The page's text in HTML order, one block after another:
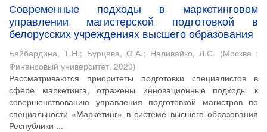
Современные подходы в маркетинговом
управлении магистерской подготовкой в
белорусских учреждениях высшего образования
Байбардина, Т.Н.; Бурцева, О.А.; Наливайко, Л.С. (Москва :
Финансовый университет, 2020)
Рассматриваются приоритеты подготовки специалистов в
сфере маркетинга, отражены инновационные подходы к
совершенствованию управления подготовкой магистров по
специальности «Маркетинг» в системе высшего образования
Республики ...